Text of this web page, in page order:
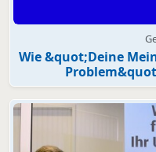
Wie &quot;Deine